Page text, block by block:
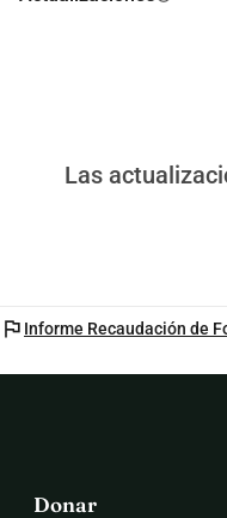
Las
flag Informe Recaudación de
Donar